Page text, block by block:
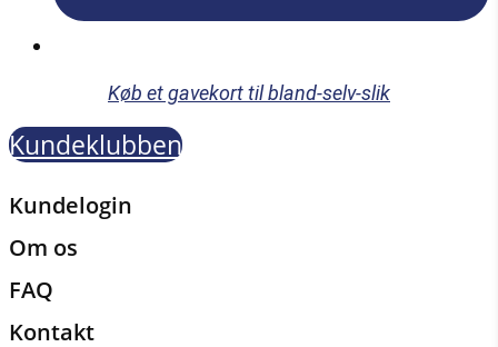
Køb et gavekort til bland-selv-slik
Kundeklubben
Kundelogin
Om os
FAQ
Kontakt